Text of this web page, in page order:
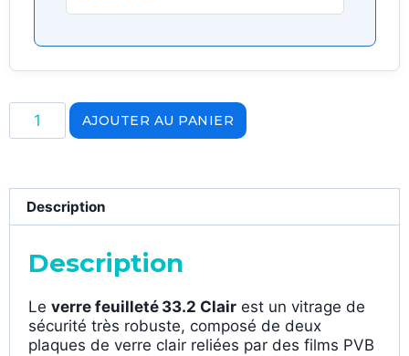
AJOUTER AU PANIER
Description
Description
Le verre feuilleté 33.2 Clair est un vitrage de
sécurité très robuste, composé de deux
plaques de verre clair reliées par des films PVB